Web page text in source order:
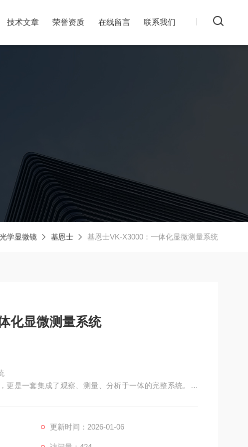
技术文章 荣誉资质 在线留言 联系我们
光学显微镜 基恩士 基恩士VK-X3000：一体化显微测量系统
化显微测量系统
更是一套集成了观察、测量、分析于一体的完整系统。它
更新时间：2026-01-06